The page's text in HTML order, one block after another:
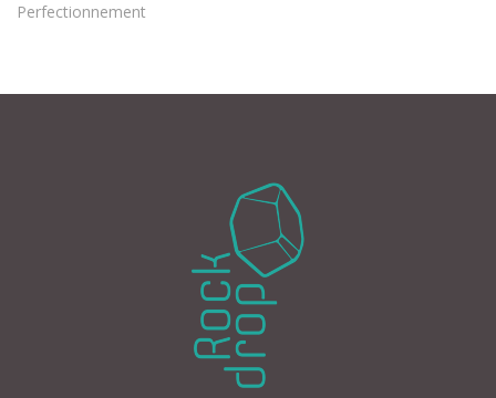
Perfectionnement